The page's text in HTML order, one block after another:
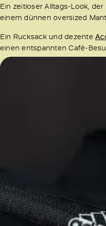
Ein zeitloser Alltags-Look,
einem dünnen oversized
Ein Rucksack und dezente
einen entspannten Café-